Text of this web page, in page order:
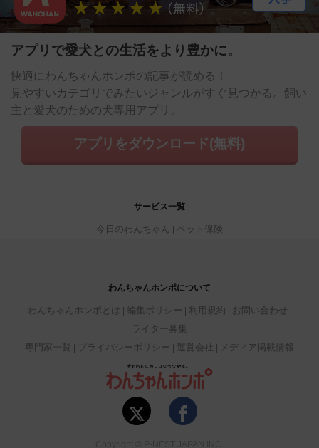
アプリで愛犬との生活をより豊かに。
快適にわんちゃんホンポの記事が読める！
見やすいカテゴリでみたいジャンルがすぐ見つかる。飼い
主と愛犬のための犬専用アプリ。
アプリをダウンロード(無料)
サービス一覧
今日のわんちゃん ペット保険
わんちゃんホンポについて
わんちゃんホンポとは 編集ポリシー 利用規約
お問い合わせ
ライター募集
専門家一覧
プライバシーポリシー 運営会社 メディア掲載情報